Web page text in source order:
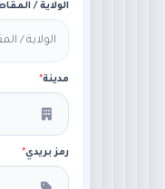
الولاية /
مدينة*
رمز بريدي*